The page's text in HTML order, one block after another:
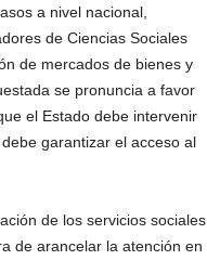
a nivel nacional,
de Ciencias Sociales
de mercados de bienes y
se pronuncia a favor
el Estado debe intervenir
garantizar el acceso al
de los servicios sociales
de arancelar la atención en